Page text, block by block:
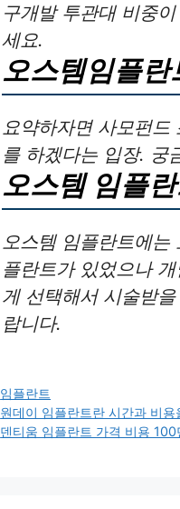
구개발 투관대 비중
세요.
오스템임플란
요약하자면 사모펀드
를 하겠다는 입장. 궁
오스템 임플
오스템 임플란트에는
플란트가 있었으나
게 선택해서 시술받
랍니다.
카
테
고
임플란트
원데이 임플란트란 시간과 비
덴티움 임플란트 가격 비용